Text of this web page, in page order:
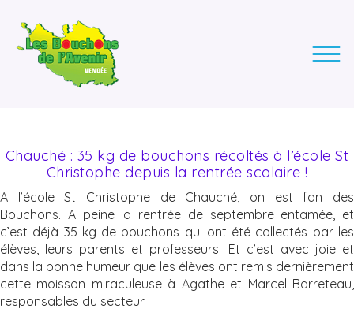
Chauché : 35 kg de bouchons récoltés à l’école St
Christophe depuis la rentrée scolaire !
A l’école St Christophe de Chauché, on est fan des
Bouchons. A peine la rentrée de septembre entamée, et
c’est déjà 35 kg de bouchons qui ont été collectés par les
élèves, leurs parents et professeurs. Et c’est avec joie et
dans la bonne humeur que les élèves ont remis dernièrement
cette moisson miraculeuse à Agathe et Marcel Barreteau,
responsables du secteur .